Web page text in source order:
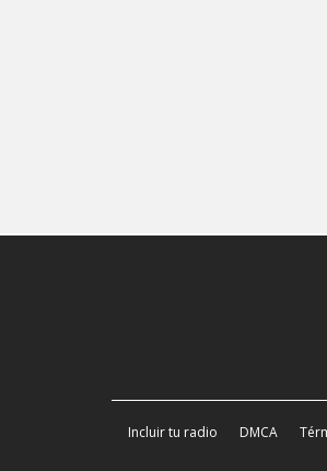
Incluir tu radio DMCA